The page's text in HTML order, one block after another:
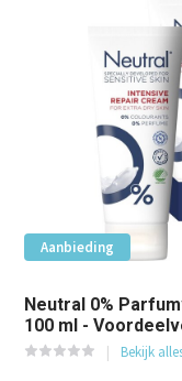
Aanbieding
Neutral 0%
100 ml -
Bekijk